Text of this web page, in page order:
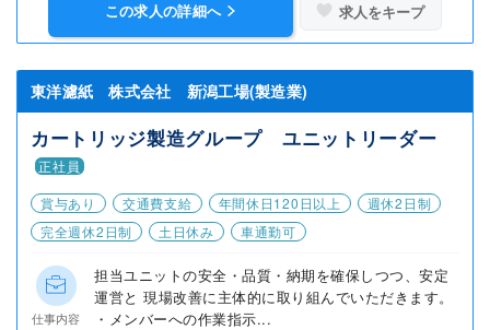
この求人の詳細へ 求人をキープ
東洋濾紙 株式会社 新潟工場(製造業)
カートリッジ製造グループ ユニットリーダー
正社員
賞与あり
交通費支給 年間休日120日以上
週休2日制
完全週休2日制
土日休み 車通勤可
仕事内容
担当ユニットの安全・品質・納期を確保しつつ、安定
運営と 現場改善に主体的に取り組んでいただきます。
・メンバーへの作業指示...